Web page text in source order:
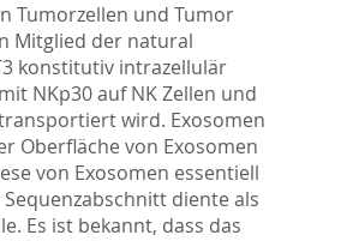
Tumorzellen und Tumor
Mitglied der natural
konstitutiv intrazellulär
NKp30 auf NK Zellen und
wird. Exosomen
Oberfläche von Exosomen
von Exosomen essentiell
diente als
Es ist bekannt, dass das